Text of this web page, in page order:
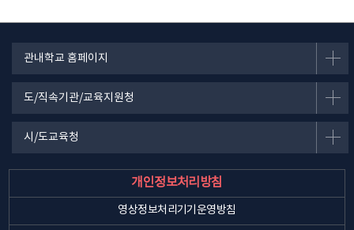
관내학교 홈페이지
도/직속기관/교육지원청
시/도교육청
개인정보처리방침
영상정보처리기기운영방침